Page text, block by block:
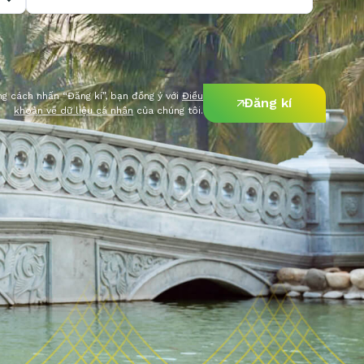
cách nhấn “Đăng kí”, bạn đồng ý với Điều
khoản về dữ liệu cá nhân của chúng tôi. Đăng kí